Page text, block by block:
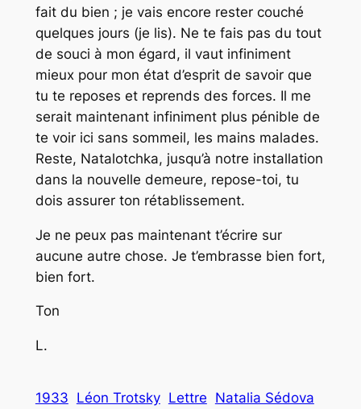
fait du bien ; je vais encore rester couché
quelques jours (je lis). Ne te fais pas du tout
de souci à mon égard, il vaut infiniment
mieux pour mon état d’esprit de savoir que
tu te reposes et reprends des forces. Il me
serait maintenant infiniment plus pénible de
te voir ici sans sommeil, les mains malades.
Reste, Natalotchka, jusqu’à notre installation
dans la nouvelle demeure, repose-toi, tu
dois assurerton rétablissement.
Je ne peux pas maintenant t’écrire sur
aucune autre chose. Je t’embrasse bien fort,
bien fort.
Ton
L.
1933 Léon Trotsky Lettre Natalia Sédova